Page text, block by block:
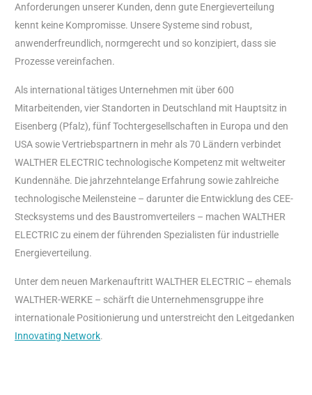
Anforderungen unserer Kunden, denn gute Energieverteilung
kennt keine Kompromisse. Unsere Systeme sind robust,
anwenderfreundlich, normgerecht und so konzipiert, dass sie
Prozesse vereinfachen.
Als international tätiges Unternehmen mit über 600
Mitarbeitenden, vier Standorten in Deutschland mit Hauptsitz in
Eisenberg (Pfalz), fünf Tochtergesellschaften in Europa und den
USA sowie Vertriebspartnern in mehr als 70 Ländern verbindet
WALTHER ELECTRIC technologische Kompetenz mit weltweiter
Kundennähe. Die jahrzehntelange Erfahrung sowie zahlreiche
technologische Meilensteine – darunter die Entwicklung des CEE-
Stecksystems und des Baustromverteilers – machen WALTHER
ELECTRIC zu einem der führenden Spezialisten für industrielle
Energieverteilung.
Unter dem neuen Markenauftritt WALTHER ELECTRIC – ehemals
WALTHER-WERKE – schärft die Unternehmensgruppe ihre
internationale Positionierung und unterstreicht den Leitgedanken
Innovating Network.